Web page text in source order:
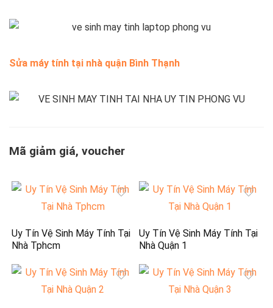
Sửa máy tính tại nhà quận Bình Thạnh
Mã giảm giá, voucher
Uy Tín Vệ Sinh Máy Tính Tại
Nhà Tphcm
Uy Tín Vệ Sinh Máy Tính Tại
Nhà Quận 1